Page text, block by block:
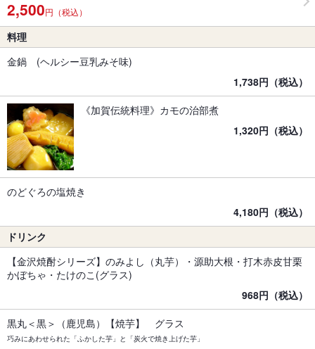
2,500円（税込）
料理
金鍋 (ヘルシー豆乳みそ味)
1,738円（税込）
《加賀伝統料理》カモの治部煮
1,320円（税込）
のどぐろの塩焼き
4,180円（税込）
ドリンク
【金沢焼酎シリーズ】のみよし（丸芋）・源助大根・打木赤皮甘栗
かぼちゃ・たけのこ(グラス)
968円（税込）
黒丸＜黒＞（鹿児島）【焼芋】 グラス
巧みにあわせられた「ふかした芋」と「炭火で焼き上げた芋」